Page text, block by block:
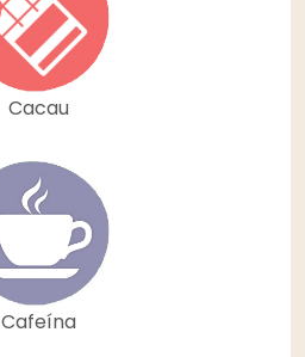
Cacau
Cafeína